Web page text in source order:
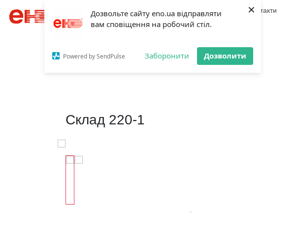
Дозвольте сайту eno.ua відправляти
вам сповіщення на робочий стіл.
Powered by SendPulse Заборонити Дозволити
×
Категорії Оренда Про нас Контакти
Склад 220-1